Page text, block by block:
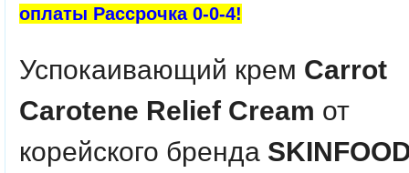
оплаты Рассрочка 0-0-4!
Успокаивающий крем Carrot
Carotene Relief Cream от
корейского бренда